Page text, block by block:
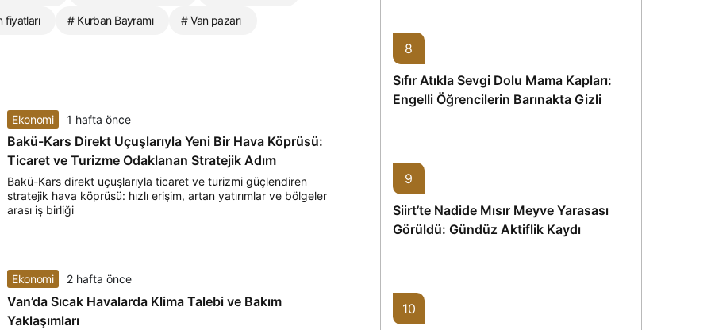
# Kurban Bayramı # Van pazarı
Ekonomi 1 hafta önce
Bakü-Kars Direkt Uçuşlarıyla Yeni Bir Hava Köprüsü:
Ticaret ve Turizme Odaklanan Stratejik Adım
Bakü-Kars direkt uçuşlarıyla ticaret ve turizmi güçlendiren
stratejik hava köprüsü: hızlı erişim, artan yatırımlar ve bölgeler
arası iş birliği
Ekonomi 2 hafta önce
Van’da Sıcak Havalarda Klima Talebi ve Bakım
Yaklaşımları
8
Sıfır Atıkla Sevgi Dolu Mama Kapları:
Engelli Öğrencilerin Barınakta Gizli
Dostları İçin Gönüllü Proje
9
Siirt’te Nadide Mısır Meyve Yarasası
Görüldü: Gündüz Aktiflik Kaydı
10